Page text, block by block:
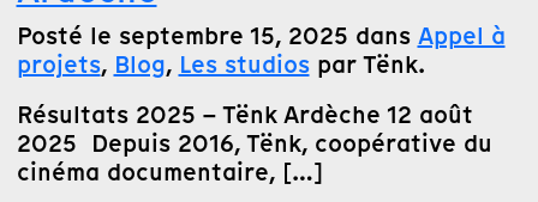
Posté le septembre 15, 2025 dans Appel à
projets, Blog, Les studiospar Tënk.
Résultats 2025 – Tënk Ardèche 12 août
2025 Depuis 2016, Tënk, coopérative du
cinéma documentaire, […]